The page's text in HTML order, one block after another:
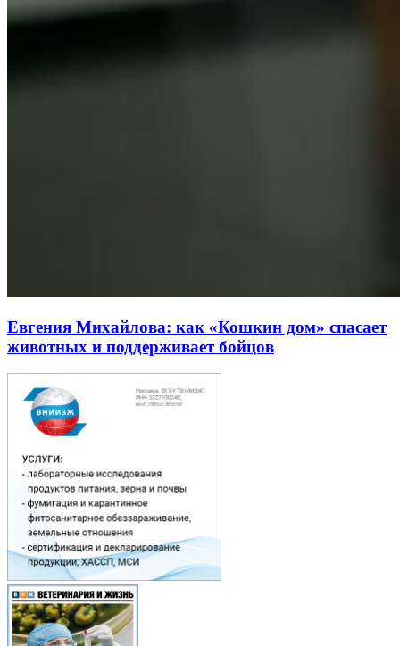
Евгения Михайлова: как «Кошкин дом» спасает
животных и поддерживает бойцов